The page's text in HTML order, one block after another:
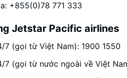
+855(0)78 771 333
Jetstar Pacific airlines
7 (gọi từ Việt Nam): 1900 1550
7 (gọi từ nước ngoài về Việt